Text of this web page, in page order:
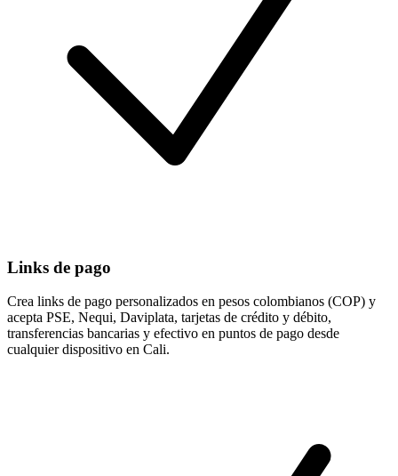
Links de pago
Crea links de pago personalizados en pesos colombianos (COP) y
acepta PSE, Nequi, Daviplata, tarjetas de crédito y débito,
transferencias bancarias y efectivo en puntos de pago desde
cualquier dispositivo en Cali.